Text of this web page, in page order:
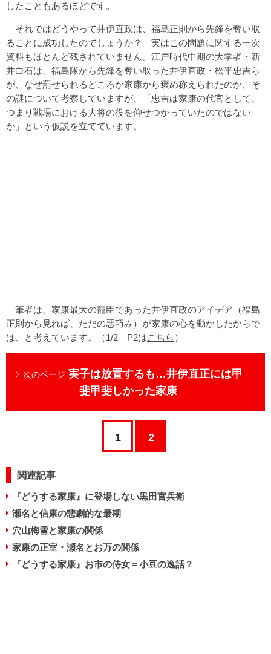
したこともあるほどです。
それではどうやって井伊直政は、福島正則から先鋒を奪い取
ることに成功したのでしょうか？ 実はこの問題に関する一次
資料もほとんど残されていません。江戸時代中期の大学者・新
井白石は、福島隊から先鋒を奪い取った井伊直政・松平忠吉ら
が、なぜ罰せられるどころか家康から褒め称えられたのか、そ
の謎について考察していますが、「忠吉は家康の代官として、
つまり戦場における大将の役を仰せつかっていたのではない
か」という仮説を立てています。
筆者は、家康最大の寵臣であった井伊直政のアイデア（福島
正則から見れば、ただの悪巧み）が家康の心を動かしたからで
は、と考えています。（1/2 P2はこちら ）
次のページ 実子は放置するも…井伊直正には甲
斐甲斐しかった家康
1 2
関連記事
『どうする家康』に登場しない黒田官兵衛
瀬名と信康の悲劇的な最期
穴山梅雪と家康の関係
家康の正室・瀬名とお万の関係
『どうする家康』お市の侍女＝小豆の逸話？